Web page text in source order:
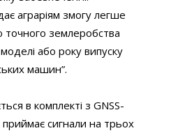
аграріям змогу легше
точного землеробства
або року випуску
машин”.
в комплекті з GNSS-
сигнали на трьох